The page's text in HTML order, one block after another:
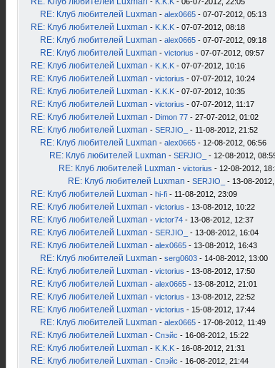
RE: Клуб любителей Luxman - alex0665 - 07-07-2012, 05:13
RE: Клуб любителей Luxman - K.K.K - 07-07-2012, 08:18
RE: Клуб любителей Luxman - alex0665 - 07-07-2012, 09:18
RE: Клуб любителей Luxman - victorius - 07-07-2012, 09:57
RE: Клуб любителей Luxman - K.K.K - 07-07-2012, 10:16
RE: Клуб любителей Luxman - victorius - 07-07-2012, 10:24
RE: Клуб любителей Luxman - K.K.K - 07-07-2012, 10:35
RE: Клуб любителей Luxman - victorius - 07-07-2012, 11:17
RE: Клуб любителей Luxman - Dimon 77 - 27-07-2012, 01:02
RE: Клуб любителей Luxman - SERJIO_ - 11-08-2012, 21:52
RE: Клуб любителей Luxman - alex0665 - 12-08-2012, 06:56
RE: Клуб любителей Luxman - SERJIO_ - 12-08-2012,
RE: Клуб любителей Luxman - victorius - 12-08-2012,
RE: Клуб любителей Luxman - SERJIO_ - 13-08-
RE: Клуб любителей Luxman - hi-fi - 11-08-2012, 23:09
RE: Клуб любителей Luxman - victorius - 13-08-2012, 10:22
RE: Клуб любителей Luxman - victor74 - 13-08-2012, 12:37
RE: Клуб любителей Luxman - SERJIO_ - 13-08-2012, 16:04
RE: Клуб любителей Luxman - alex0665 - 13-08-2012, 16:43
RE: Клуб любителей Luxman - serg0603 - 14-08-2012, 13:00
RE: Клуб любителей Luxman - victorius - 13-08-2012, 17:50
RE: Клуб любителей Luxman - alex0665 - 13-08-2012, 21:01
RE: Клуб любителей Luxman - victorius - 13-08-2012, 22:52
RE: Клуб любителей Luxman - victorius - 15-08-2012, 17:44
RE: Клуб любителей Luxman - alex0665 - 17-08-2012, 11:49
RE: Клуб любителей Luxman - Спэйс - 16-08-2012, 15:22
RE: Клуб любителей Luxman - K.K.K - 16-08-2012, 21:31
RE: Клуб любителей Luxman - Спэйс - 16-08-2012, 21:44